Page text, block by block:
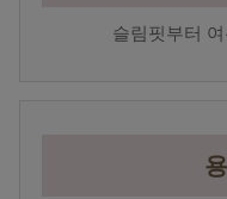
슬림핏부터